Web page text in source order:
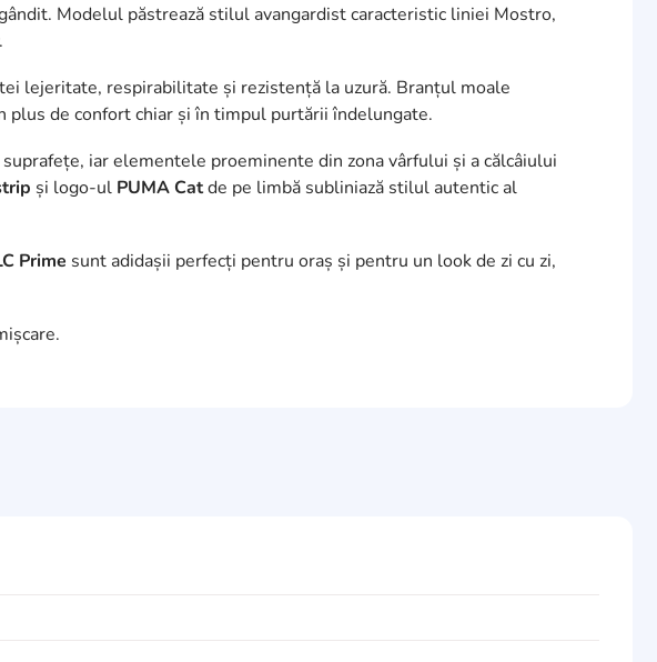
Modelul păstrează stilul avangardist caracteristic liniei Mostro,
lejeritate, respirabilitate și rezistență la uzură. Branțul moale
plus de confort chiar și în timpul purtării îndelungate.
iar elementele proeminente din zona vârfului și a călcâiului
și logo-ul PUMA Catde pe limbă subliniază stilul autentic al
Prime sunt adidașii perfecți pentru oraș și pentru un look de zi cu zi,